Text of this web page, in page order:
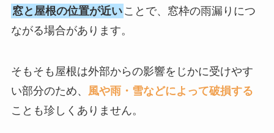
窓と屋根の位置が近い ことで、窓枠の雨漏りにつ
ながる場合があります。
そもそも屋根は外部からの影響をじかに受けやす
い部分のため、 風や雨・雪などによって破損する
ことも珍しくありません。